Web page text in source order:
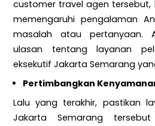
customer travel agen tersebut,
memengaruhi pengalaman
masalah atau pertanyaan.
ulasan tentang layanan
eksekutif Jakarta Semarang
Pertimbangkan
Lalu yang terakhir, pastikan
Jakarta Semarang